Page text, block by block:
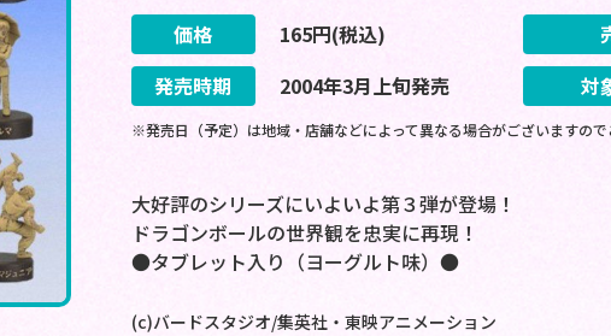
価格 165円(税込)
発売時期
2004年3月上旬発売 対
※発売日（予定）は地域・店舗などによって異なる場合がございますの
大好評のシリーズにいよいよ第３弾が登場！
ドラゴンボールの世界観を忠実に再現！
●タブレット入り（ヨーグルト味）●
(c)バードスタジオ/集英社・東映アニメーション